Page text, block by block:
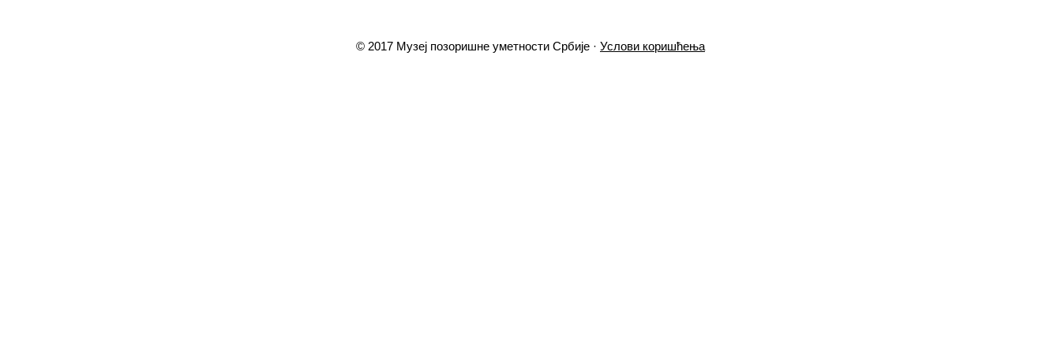
© 2017 Музеј позоришне уметности Србије · Услови коришћења